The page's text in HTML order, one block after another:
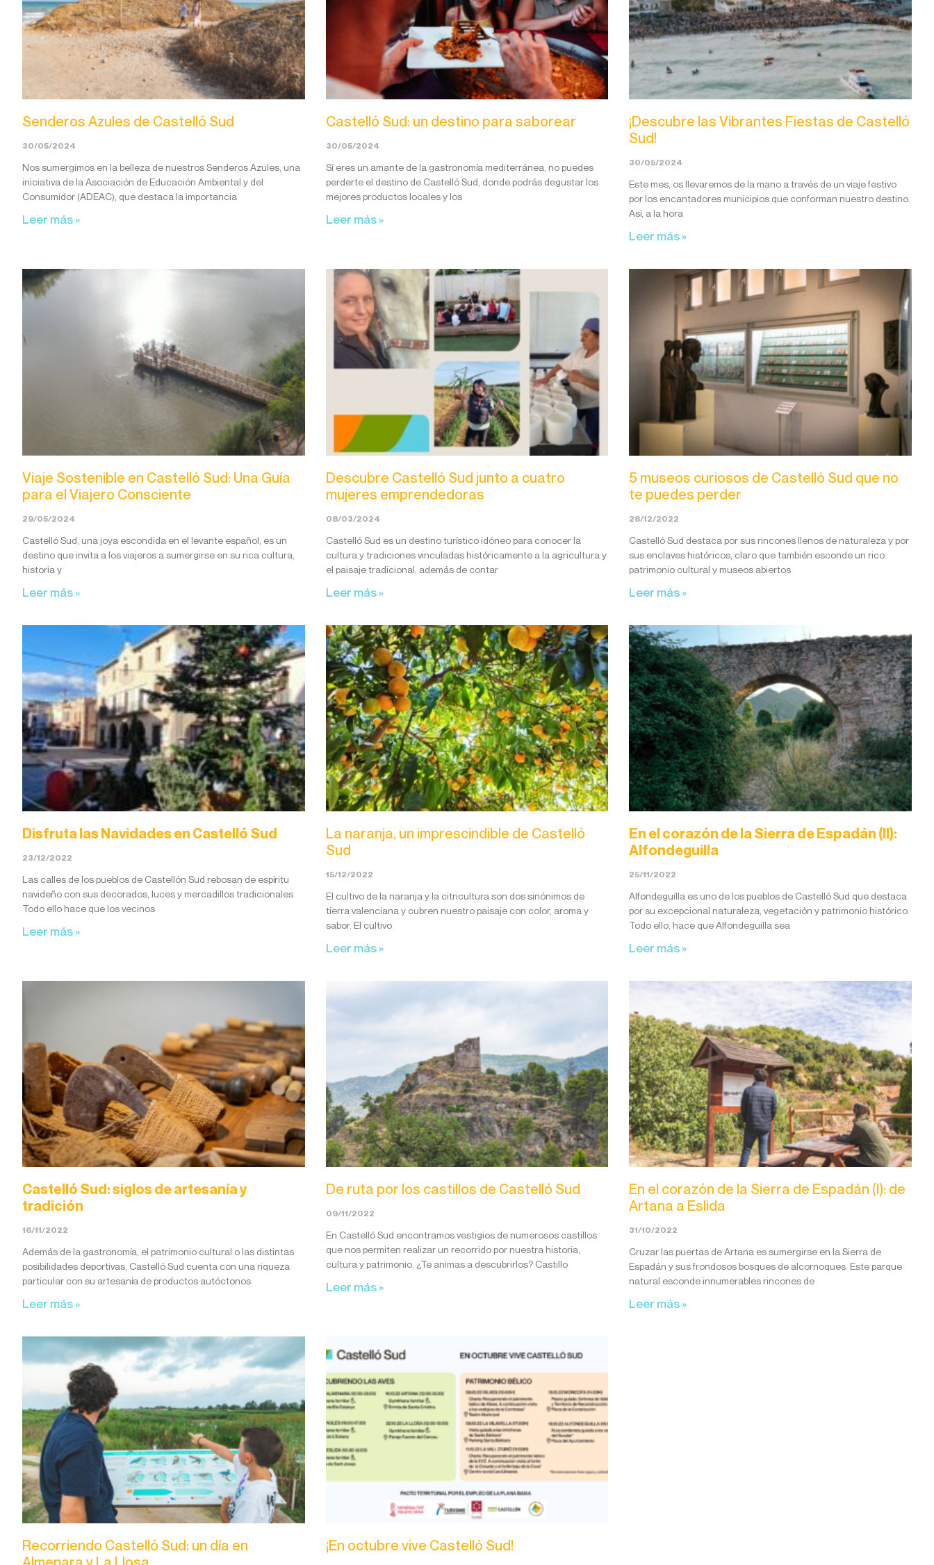
Senderos Azules de Castelló Sud
30/05/2024
Nos sumergimos en la belleza de nuestros Senderos Azules, una
iniciativa de la Asociación de Educación Ambiental y del
Consumidor (ADEAC), que destaca la importancia
Leer más »
Castelló Sud: un destino para saborear
30/05/2024
Si eres un amante de la gastronomía mediterránea, no puedes
perderte el destino de Castelló Sud, donde podrás degustar los
mejores productos locales y los
Leer más »
¡Descubre las Vibrantes Fiestas de Castelló
Sud!
30/05/2024
Este mes, os llevaremos de la mano a través de un viaje festivo
por los encantadores municipios que conforman nuestro destino.
Así, a la hora
Leer más »
Viaje Sostenible en Castelló Sud: Una Guía
para el Viajero Consciente
29/05/2024
Castelló Sud, una joya escondida en el levante español, es un
destino que invita a los viajeros a sumergirse en su rica cultura,
historia y
Leer más »
Descubre Castelló Sud junto a cuatro
mujeres emprendedoras
08/03/2024
Castelló Sud es un destino turístico idóneo para conocer la
cultura y tradiciones vinculadas históricamente a la agricultura y
el paisaje tradicional, además de contar
Leer más »
5 museos curiosos de Castelló Sud que no
te puedes perder
28/12/2022
Castelló Sud destaca por sus rincones llenos de naturaleza y por
sus enclaves históricos, claro que también esconde un rico
patrimonio cultural y museos abiertos
Leer más »
Disfruta las Navidades en Castelló Sud
23/12/2022
Las calles de los pueblos de Castellón Sud rebosan de espíritu
navideño con sus decorados, luces y mercadillos tradicionales.
Todo ello hace que los vecinos
Leer más »
La naranja, un imprescindible de Castelló
Sud
15/12/2022
El cultivo de la naranja y la citricultura son dos sinónimos de
tierra valenciana y cubren nuestro paisaje con color, aroma y
sabor. El cultivo
Leer más »
En el corazón de la Sierra de Espadán (II):
Alfondeguilla
25/11/2022
Alfondeguilla es uno de los pueblos de Castelló Sud que destaca
por su excepcional naturaleza, vegetación y patrimonio histórico.
Todo ello, hace que Alfondeguilla sea
Leer más »
Castelló Sud: siglos de artesanía y
tradición
16/11/2022
Además de la gastronomía, el patrimonio cultural o las distintas
posibilidades deportivas, Castelló Sud cuenta con una riqueza
particular con su artesanía de productos autóctonos
Leer más »
De ruta por los castillos de Castelló Sud
09/11/2022
En Castelló Sud encontramos vestigios de numerosos castillos
que nos permiten realizar un recorrido por nuestra historia,
cultura y patrimonio. ¿Te animas a descubrirlos? Castillo
Leer más »
En el corazón de la Sierra de Espadán (I): de
Artana a Eslida
31/10/2022
Cruzar las puertas de Artana es sumergirse en la Sierra de
Espadán y sus frondosos bosques de alcornoques. Este parque
natural esconde innumerables rincones de
Leer más »
Recorriendo Castelló Sud: un día en
¡En octubre vive Castelló Sud!